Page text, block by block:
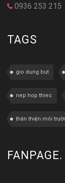
0936 253 215
TAGS
gio dung but
nep hop thiec
thân thiện môi
FANPAGE.